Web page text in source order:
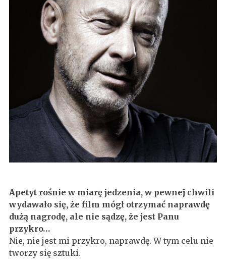
Apetyt rośnie w miarę jedzenia, w pewnej chwili
wydawało się, że film mógł otrzymać naprawdę
dużą nagrodę, ale nie sądzę, że jest Panu
przykro…
Nie, nie jest mi przykro, naprawdę. W tym celu nie
tworzy się sztuki.